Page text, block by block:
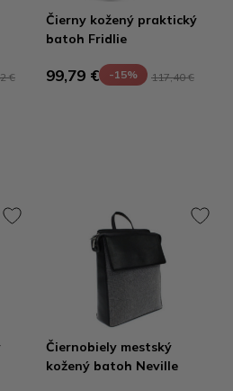
€
Čierny kožený praktický
batoh Fridlie
99,79 € -15% 117,40 €
Čiernobiely mestský
kožený batoh Neville